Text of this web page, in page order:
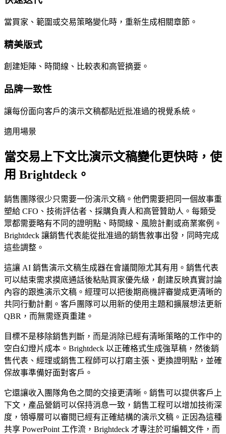
當買家、範圍或交易策略變化時，重新生成相關章節。
精美版式
創建矩陣、時間線、比較表和高管摘要。
品牌一致性
讓每份面向客戶的演示文稿都貼近批准過的視覺系統。
適用場景
當交易上下文比演示文稿變化更快時，使
用 Brightdeck。
銷售團隊很少只需要一份演示文稿。他們需要把同一個故事重
塑給 CFO、技術評估者、採購負責人和高管贊助人。每類受
眾都需要略有不同的證明點、時間線、風險計劃或商業案例。
Brightdeck 讓銷售代表能從批准過的銷售敘事出發，同時完成
這些調整。
這讓 AI 銷售演示文稿生成器在會議間隙尤其有用。銷售代表
可以結束需求摸底通話後粘貼買家優先級，創建反映真實討論
內容的跟進演示文稿。經理可以把後期商機評審變成更清晰的
共同行動計劃。客戶團隊可以用新的使用主題和擴展想法更新
QBR，而無需逐頁重建。
目標不是移除銷售判斷，而是消除已經有清晰策略的工作中的
空白幻燈片成本。Brightdeck 以正確格式生成強草稿，然後銷
售代表、經理或銷售工程師可以打磨主張、更換證明點，並確
保故事準備好面對客戶。
它還讓收入團隊角色之間的交接更清晰。銷售可以提供客戶上
下文，產品營銷可以保持消息一致，銷售工程可以增加技術深
度，領導層可以審閱已經有正確結構的演示文稿。正因為這種
共享 PowerPoint 工作流，Brightdeck 才專注於可編輯文件，而